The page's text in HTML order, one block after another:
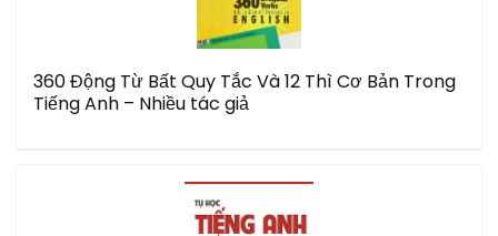
360 Động Từ Bất Quy Tắc Và 12 Thì Cơ Bản Trong
Tiếng Anh – Nhiều tác giả